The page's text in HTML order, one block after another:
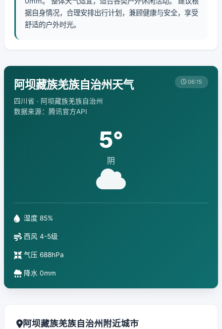
据自身情况，合理安排出行计划，兼顾健康与安全，享受
舒适的户外时光。
阿坝藏族羌族自治州天气
四川省 · 阿坝藏族羌族自治州
数据来源：腾讯官方API
06:15
5°
阴
湿度 85%
西风 4-5级
气压 688hPa
降水 0mm
阿坝藏族羌族自治州附近城市